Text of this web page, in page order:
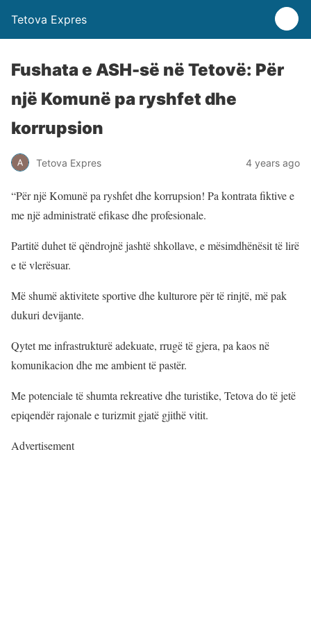
Tetova Expres
Fushata e ASH-së në Tetovë: Për
një Komunë pa ryshfet dhe
korrupsion
Tetova Expres 4 years ago
“Për një Komunë pa ryshfet dhe korrupsion! Pa kontrata fiktive e
me një administratë efikase dhe profesionale.
Partitë duhet të qëndrojnë jashtë shkollave, e mësimdhënësit të lirë
e të vlerësuar.
Më shumë aktivitete sportive dhe kulturore për të rinjtë, më pak
dukuri devijante.
Qytet me infrastrukturë adekuate, rrugë të gjera, pa kaos në
komunikacion dhe me ambient të pastër.
Me potenciale të shumta rekreative dhe turistike, Tetova do të jetë
epiqendër rajonale e turizmit gjatë gjithë vitit.
Advertisement